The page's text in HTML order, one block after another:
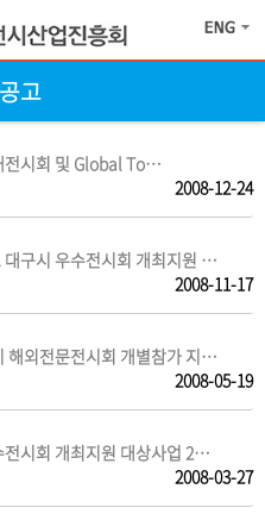
고
전시회 및 Global To…
2008-12-24
대구시 우수전시회 개최지원 …
2008-11-17
해외전문전시회 개별참가 지…
2008-05-19
전시회 개최지원 대상사업 2…
2008-03-27